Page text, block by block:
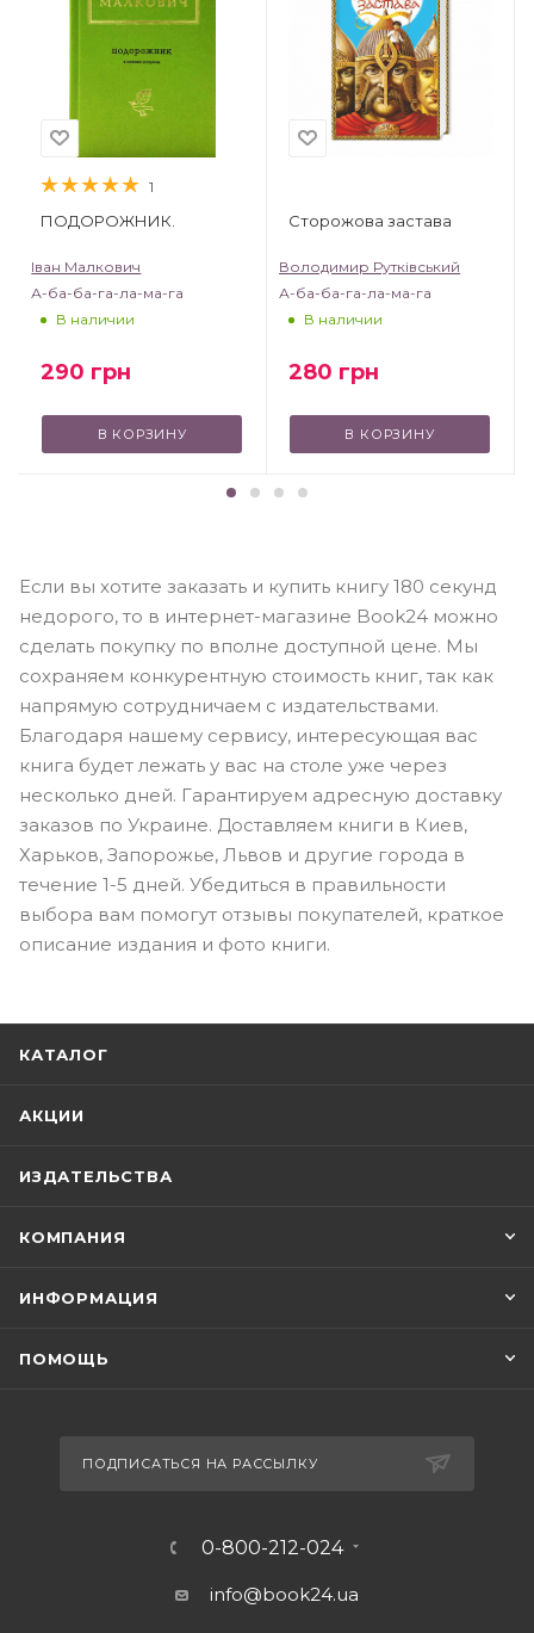
1
ПОДОРОЖНИК.
Іван Малкович
А-ба-ба-га-ла-ма-га
В наличии
290 грн
В КОРЗИНУ
Сторожова застава
Володимир Рутківський
А-ба-ба-га-ла-ма-га
В наличии
280 грн
В КОРЗИНУ
Если вы хотите заказать и купить книгу 180 секунд
недорого, то в интернет-магазине Book24 можно
сделать покупку по вполне доступной цене. Мы
сохраняем конкурентную стоимость книг, так как
напрямую сотрудничаем с издательствами.
Благодаря нашему сервису, интересующая вас
книга будет лежать у вас на столе уже через
несколько дней. Гарантируем адресную доставку
заказов по Украине. Доставляем книги в Киев,
Харьков, Запорожье, Львов и другие города в
течение 1-5 дней. Убедиться в правильности
выбора вам помогут отзывы покупателей, краткое
описание издания и фото книги.
КАТАЛОГ
АКЦИИ
ИЗДАТЕЛЬСТВА
КОМПАНИЯ
ИНФОРМАЦИЯ
ПОМОЩЬ
ПОДПИСАТЬСЯ НА РАССЫЛКУ
0-800-212-024
info@book24.ua